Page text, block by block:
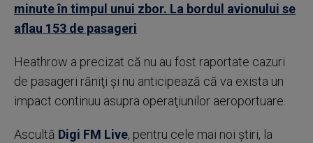
minute în timpul unui zbor. La bordul avionului se
aflau 153 de pasageri
Heathrow a precizat că nu au fost raportate cazuri
de pasageri răniţi şi nu anticipează că va exista un
impact continuu asupra operaţiunilor aeroportuare.
Ascultă Digi FM Live, pentru cele mai noi știri, la